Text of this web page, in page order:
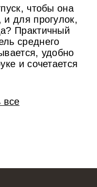
чтобы она
для прогулок,
Практичный
среднего
удобно
и сочетается
одну
под разные
все